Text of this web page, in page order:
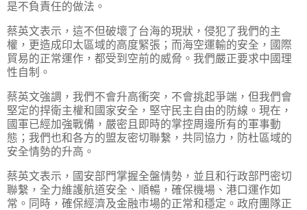
是不負責任的做法。
蔡英文表示，這不但破壞了台海的現狀，侵犯了我們的主
權，更造成印太區域的高度緊張；而海空運輸的安全，國際
貿易的正常運作，都受到空前的威脅。我們嚴正要求中國理
性自制。
蔡英文強調，我們不會升高衝突，不會挑起爭端，但我們會
堅定的捍衛主權和國家安全，堅守民主自由的防線。現在，
國軍已經加強戰備，嚴密且即時的掌控周邊所有的軍事動
態；我們也和各方的盟友密切聯繫，共同協力，防杜區域的
安全情勢的升高。
蔡英文表示，國安部門掌握全盤情勢，並且和行政部門密切
聯繫，全力維護航道安全、順暢，確保機場、港口運作如
常。同時，確保經濟及金融市場的正常和穩定。政府團隊正